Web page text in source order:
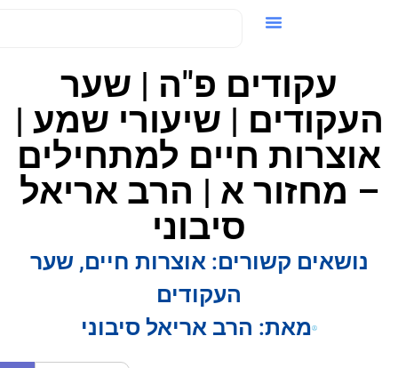
עקודים פ"ה | שער
| שיעורי שמע |
חיים למתחילים
– מחזור א | הרב אריאל
סיבוני
נושאים קשורים: אוצרות חיים,שער
העקודים
מאת:הרב אריאל סיבוני